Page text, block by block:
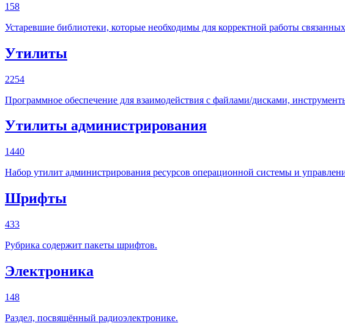
158
Устаревшие библиотеки, которые необходимы для корректной работы
Утилиты
2254
Программное обеспечение для взаимодействия с файлами/дисками,
Утилиты администрирования
1440
Набор утилит администрирования ресурсов операционной системы и
Шрифты
433
Рубрика содержит пакеты шрифтов.
Электроника
148
Раздел, посвящённый радиоэлектронике.